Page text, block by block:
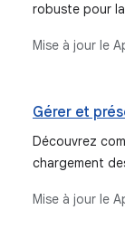
robuste pour
couche de
Mise à jour le
Gérer et
Découvrez
chargement
Mise à jour le